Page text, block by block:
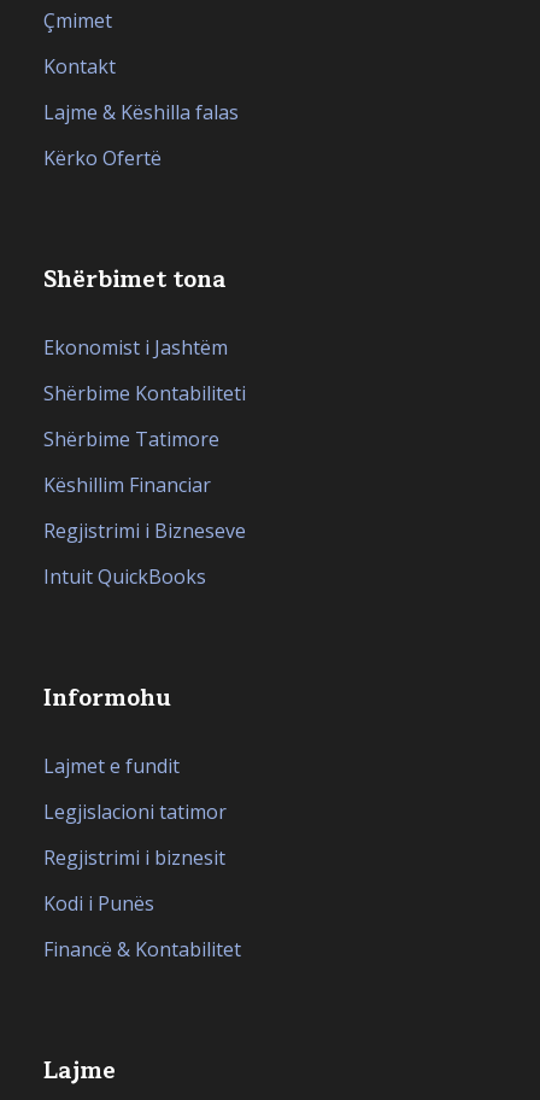
Çmimet
Kontakt
Lajme & Këshilla falas
Kërko Ofertë
Shërbimet tona
Ekonomist i Jashtëm
Shërbime Kontabiliteti
Shërbime Tatimore
Këshillim Financiar
Regjistrimi i Bizneseve
Intuit QuickBooks
Informohu
Lajmet e fundit
Legjislacioni tatimor
Regjistrimi i biznesit
Kodi i Punës
Financë & Kontabilitet
Lajme